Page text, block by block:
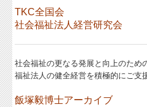
TKC全国会
社会福祉法人経営研究会
社会福祉の更なる発展と向上のため
福祉法人の健全経営を積極的にご支
飯塚毅博士アーカイブ